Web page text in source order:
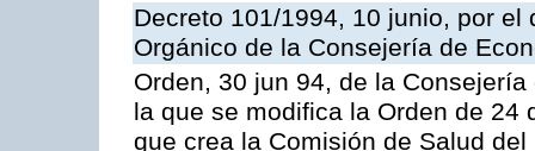
Decreto 101/1994, 10 junio, por
Orgánico de la Consejería de
Orden, 30 jun 94, de la
la que se modifica la Orden de 24
que crea la Comisión de Salud